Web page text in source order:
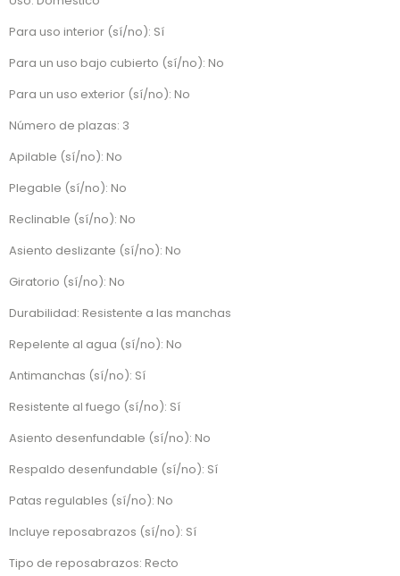
Para uso interior (sí/no): Sí
Para un uso bajo cubierto (sí/no): No
Para un uso exterior (sí/no): No
Número de plazas: 3
Apilable (sí/no): No
Plegable (sí/no): No
Reclinable (sí/no): No
Asiento deslizante (sí/no): No
Giratorio (sí/no): No
Durabilidad: Resistente a las manchas
Repelente al agua (sí/no): No
Antimanchas (sí/no): Sí
Resistente al fuego (sí/no): Sí
Asiento desenfundable (sí/no): No
Respaldo desenfundable (sí/no): Sí
Patas regulables (sí/no): No
Incluye reposabrazos (sí/no): Sí
Tipo de reposabrazos: Recto